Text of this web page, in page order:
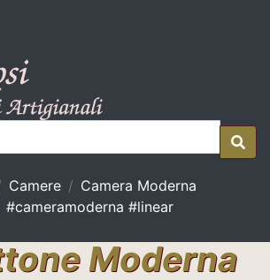
Camere
Camera Moderna
#cameramoderna #linear
Moderna